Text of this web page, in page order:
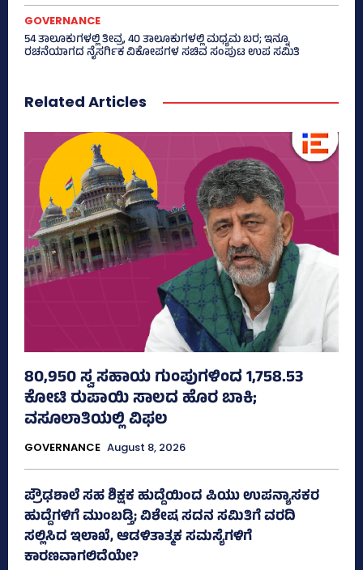
GOVERNANCE
54 ತಾಲೂಕುಗಳಲ್ಲಿ ತೀವ್ರ, 40 ತಾಲೂಕುಗಳಲ್ಲಿ ಮಧ್ಯಮ ಬರ; ಇನ್ನೂ
ರಚನೆಯಾಗದ ನೈಸರ್ಗಿಕ ವಿಕೋಪಗಳ ಸಚಿವ ಸಂಪುಟ ಉಪ ಸಮಿತಿ
Related Articles
80,950 ಸ್ವ ಸಹಾಯ ಗುಂಪುಗಳಿಂದ 1,758.53
ಕೋಟಿ ರುಪಾಯಿ ಸಾಲದ ಹೊರ ಬಾಕಿ;
ವಸೂಲಾತಿಯಲ್ಲಿ ವಿಫಲ
GOVERNANCE August 8, 2026
ಪ್ರೌಢಶಾಲೆ ಸಹ ಶಿಕ್ಷಕ ಹುದ್ದೆಯಿಂದ ಪಿಯು ಉಪನ್ಯಾಸಕರ
ಹುದ್ದೆಗಳಿಗೆ ಮುಂಬಡ್ತಿ; ವಿಶೇಷ ಸದನ ಸಮಿತಿಗೆ ವರದಿ
ಸಲ್ಲಿಸಿದ ಇಲಾಖೆ, ಆಡಳಿತಾತ್ಮಕ ಸಮಸ್ಯೆಗಳಿಗೆ
ಕಾರಣವಾಗಲಿದೆಯೇ?